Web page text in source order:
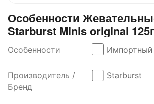
Особенности
Starburst Minis original
Особенности Импортный
Производитель /
Бренд
Starburst